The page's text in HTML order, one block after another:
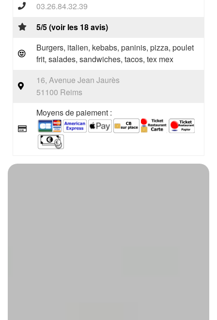
03.26.84.32.39
5/5 (voir les 18 avis)
Burgers, italien, kebabs, paninis, pizza, poulet
frit, salades, sandwiches, tacos, tex mex
16, Avenue Jean Jaurès
51100 Reims
Moyens de paiement :